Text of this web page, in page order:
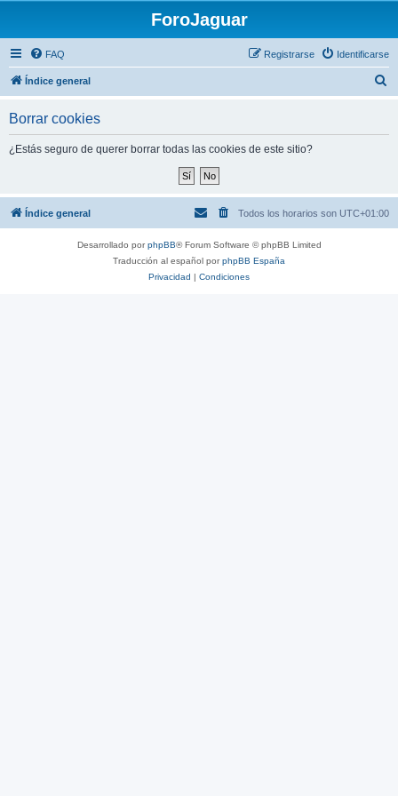
ForoJaguar
FAQ Identificarse
Registrarse
Índice general
Borrar cookies
¿Estás seguro de querer borrar todas las cookies de este sitio?
Índice general Todos los horarios son UTC+01:00
Desarrollado porphpBB® Forum Software © phpBB Limited
Traducción al español porphpBB España
Privacidad | Condiciones